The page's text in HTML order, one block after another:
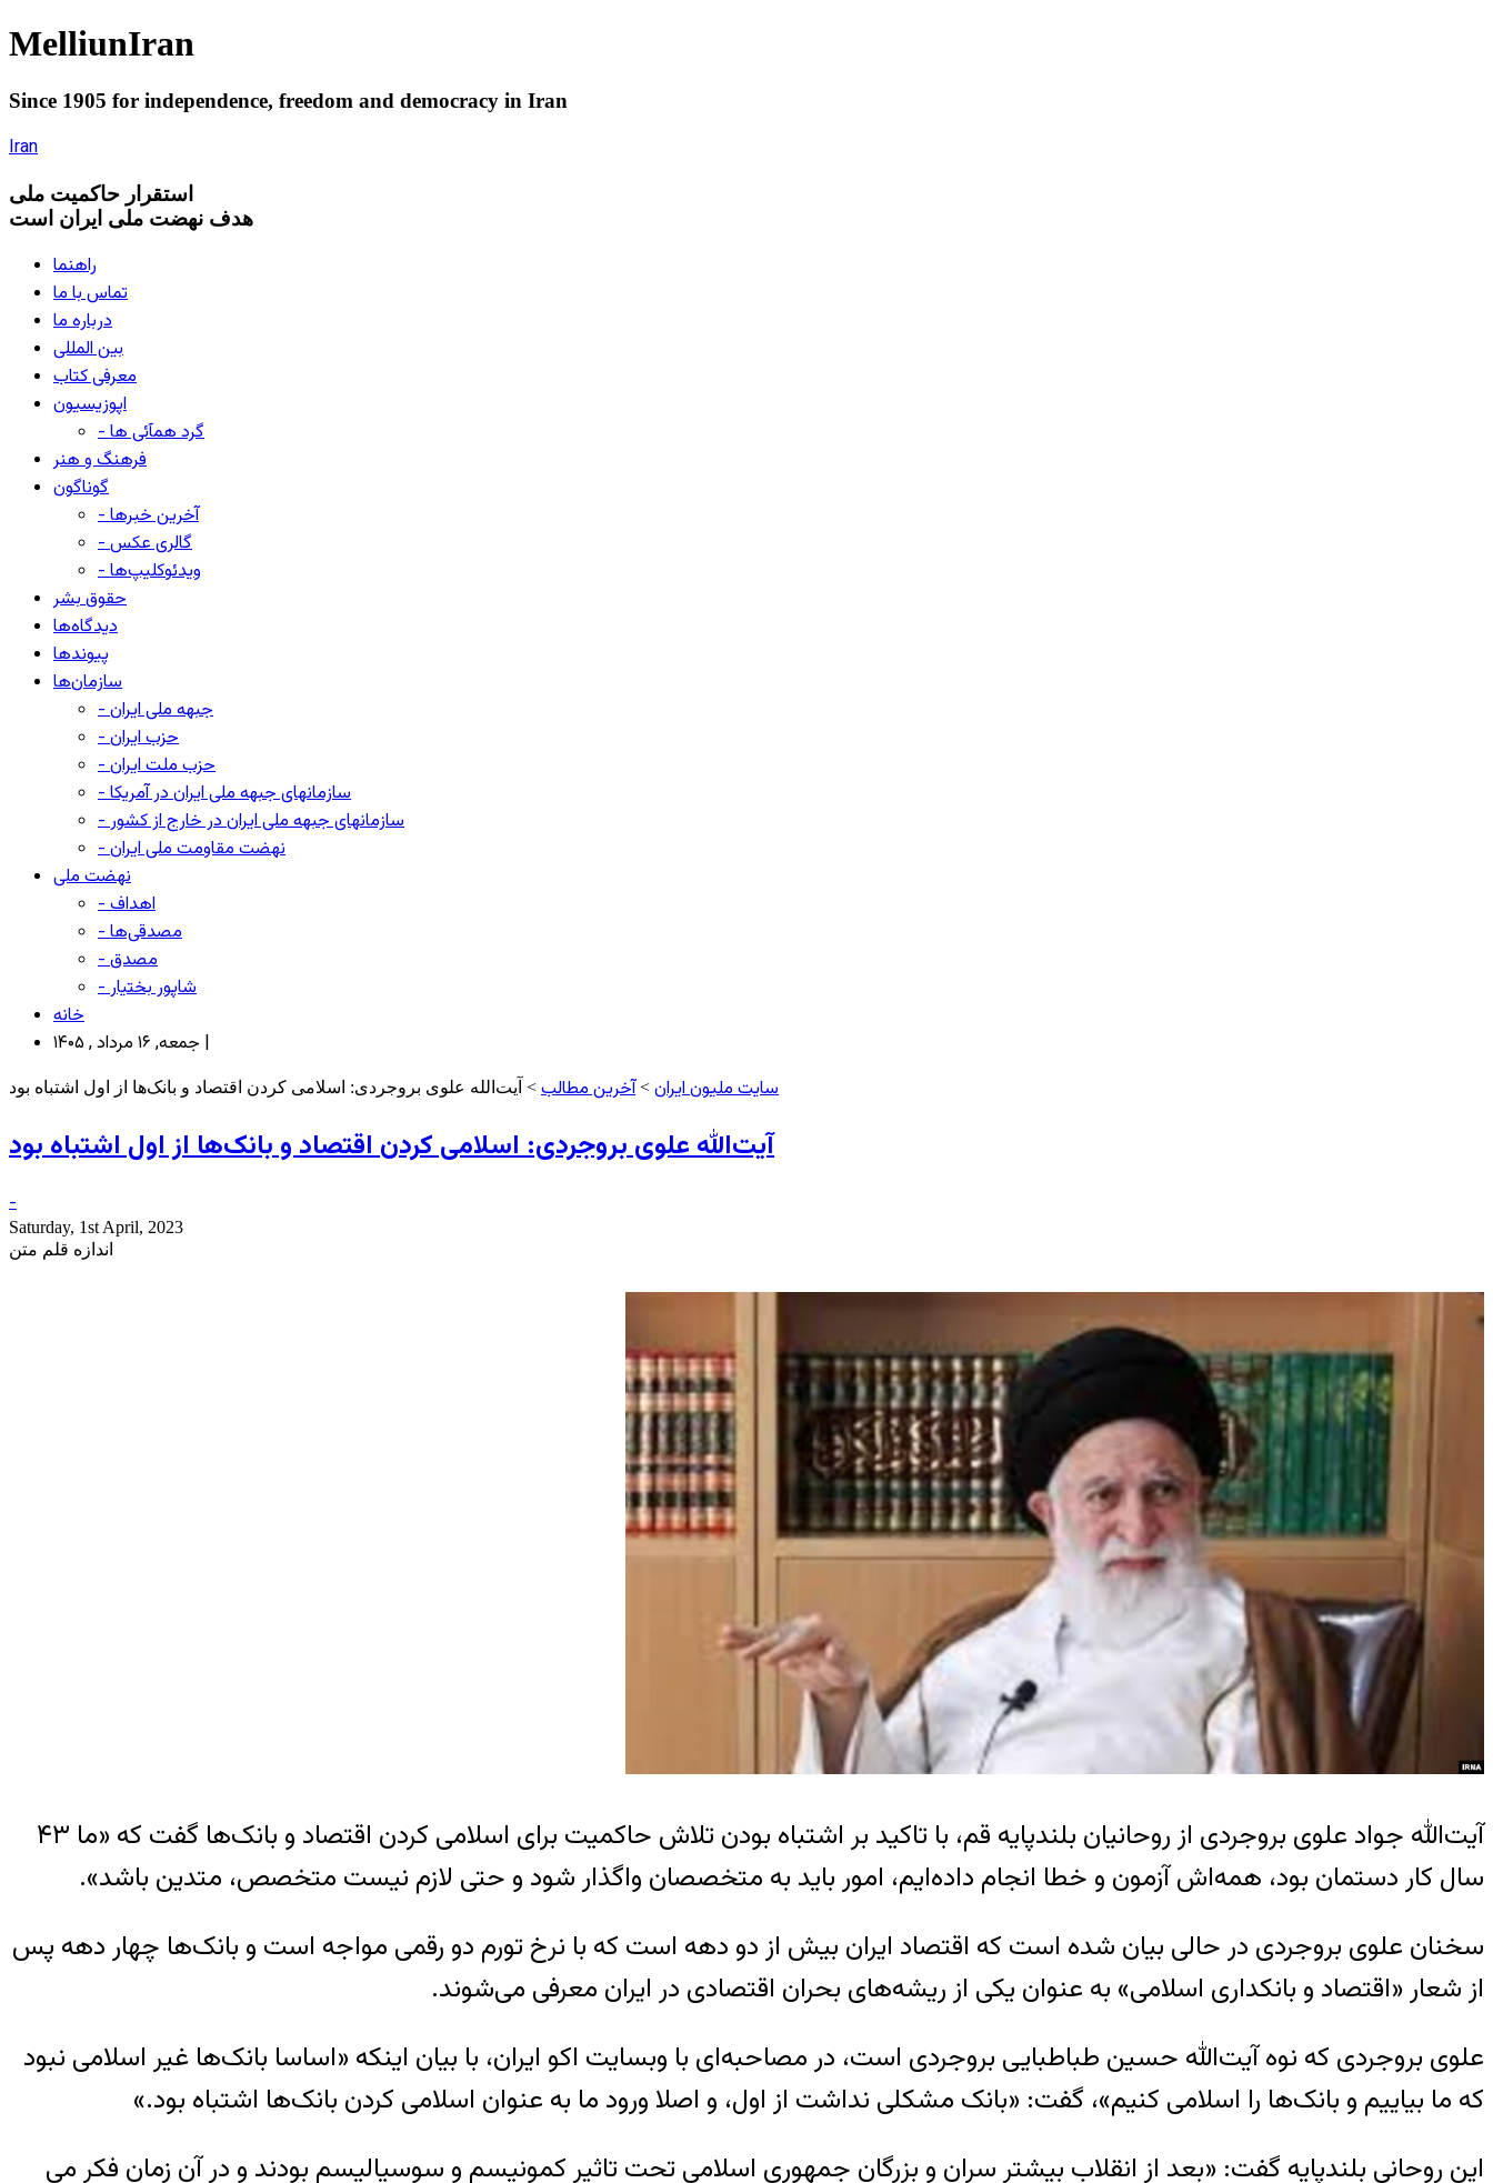
MelliunIran
Since 1905 for independence, freedom and democracy in Iran
Iran
استقرار حاکميت ملی
هدف نهضت ملی ایران است
راهنما
تماس با ما
درباره ما
بین المللی
معرفی کتاب
اپوزیسیون
- گرد همآئی ها
فرهنگ و هنر
گوناگون
- آخرین خبرها
- گالری عکس
- ویدئوکلیپ‌ها
حقوق بشر
دیدگاه‌ها
پیوندها
سازمان‌ها
- جبهه ملی ایران
- حزب ایران
- حزب ملت ایران
- سازمانهای جبهه ملی ایران در آمریکا
- سازمانهای جبهه ملی ایران در خارج از کشور
- نهضت مقاومت ملی ایران
نهضت ملی
- اهداف
- مصدقی‌ها
- مصدق
- شاپور بختیار
خانه
جمعه, ۱۶ مرداد , ۱۴۰۵ |
سایت ملیون ایران >آخرین مطالب > آیت‌الله علوی بروجردی: اسلامی کردن اقتصاد و بانک‌ها از اول اشتباه بود
آیت‌الله علوی بروجردی: اسلامی کردن اقتصاد و بانک‌ها از اول اشتباه بود
-
Saturday, 1st April, 2023
اندازه قلم متن
آیت‌الله جواد علوی بروجردی از روحانیان بلندپایه قم، با تاکید بر اشتباه بودن تلاش‌ حاکمیت برای اسلامی کردن اقتصاد و بانک‌ها گفت که «ما ۴۳
سال کار دستمان بود، همه‌اش آزمون و خطا انجام داده‌ایم، امور باید به متخصصان واگذار شود و حتی لازم نیست متخصص، متدین باشد».
سخنان علوی بروجردی در حالی بیان شده است که اقتصاد ایران بیش از دو دهه است که با نرخ تورم دو رقمی مواجه است و بانک‌ها چهار دهه پس
از شعار «اقتصاد و بانکداری اسلامی» به عنوان یکی از ریشه‌های بحران اقتصادی در ایران معرفی می‌شوند.
علوی بروجردی که نوه آیت‌الله حسین طباطبایی بروجردی است، در مصاحبه‌ای با وبسایت اکو ایران، با بیان اینکه «اساسا بانک‌ها غیر اسلامی نبود
که ما بیاییم و بانک‌ها را اسلامی کنیم»، گفت: «بانک مشکلی نداشت از اول، و اصلا ورود ما به عنوان اسلامی کردن بانک‌ها اشتباه بود.»
این روحانی بلندپایه گفت: «بعد از انقلاب بیشتر سران و بزرگان جمهوری اسلامی تحت تاثیر کمونیسم و سوسیالیسم بودند و در آن زمان فکر می